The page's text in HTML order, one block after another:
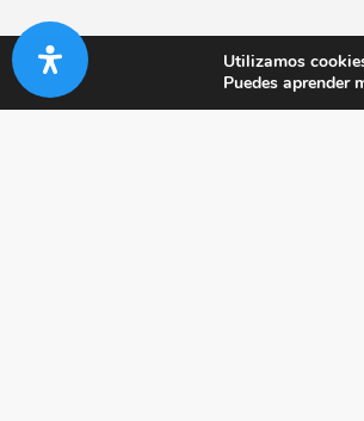
Utilizamos
Puedes aprender